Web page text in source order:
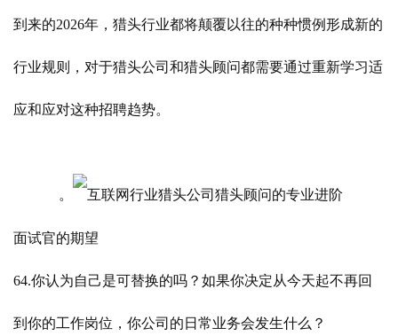
到来的2026年，猎头行业都将颠覆以往的种种惯例形成新的
行业规则，对于猎头公司和猎头顾问都需要通过重新学习适
应和应对这种招聘趋势。
。
面试官的期望
64.你认为自己是可替换的吗？如果你决定从今天起不再回
到你的工作岗位，你公司的日常业务会发生什么？